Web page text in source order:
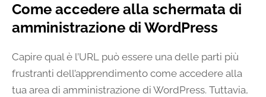
Come accedere alla schermata di
amministrazione di WordPress
Capire qual è l’URL può essere una delle parti più
frustranti dell’apprendimento come accedere alla
tua area di amministrazione di WordPress. Tuttavia,